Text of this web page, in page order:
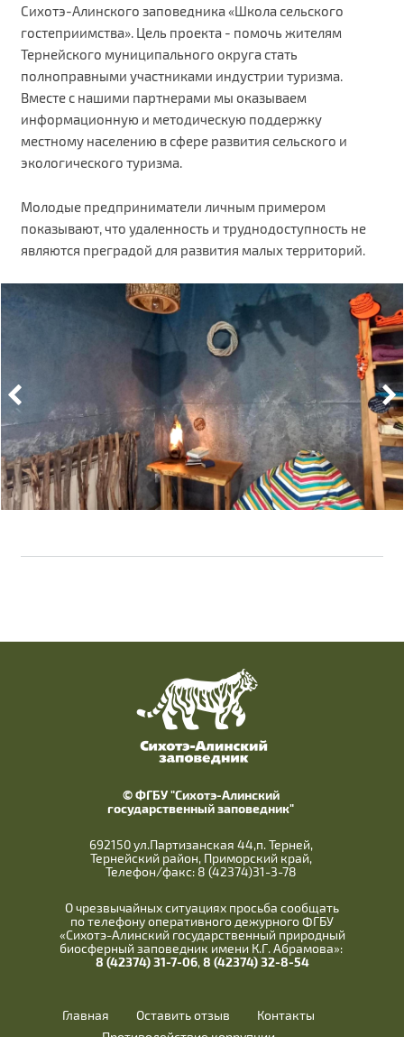
Сихотэ-Алинского заповедника «Школа сельского
гостеприимства». Цель проекта - помочь жителям
Тернейского муниципального округа стать
полноправными участниками индустрии туризма.
Вместе с нашими партнерами мы оказываем
информационную и методическую поддержку
местному населению в сфере развития сельского и
экологического туризма.
Молодые предприниматели личным примером
показывают, что удаленность и труднодоступность не
являются преградой для развития малых территорий.
© ФГБУ "Сихотэ-Алинский
государственный заповедник"
692150 ул.Партизанская 44,п. Терней,
Тернейский район, Приморский край,
Телефон/факс: 8 (42374)31-3-78
О чрезвычайных ситуациях просьба сообщать
по телефону оперативного дежурного ФГБУ
«Сихотэ-Алинский государственный природный
биосферный заповедник имени К.Г. Абрамова»:
8 (42374) 31-7-06,8 (42374) 32-8-54
Главная Оставить отзыв
Контакты